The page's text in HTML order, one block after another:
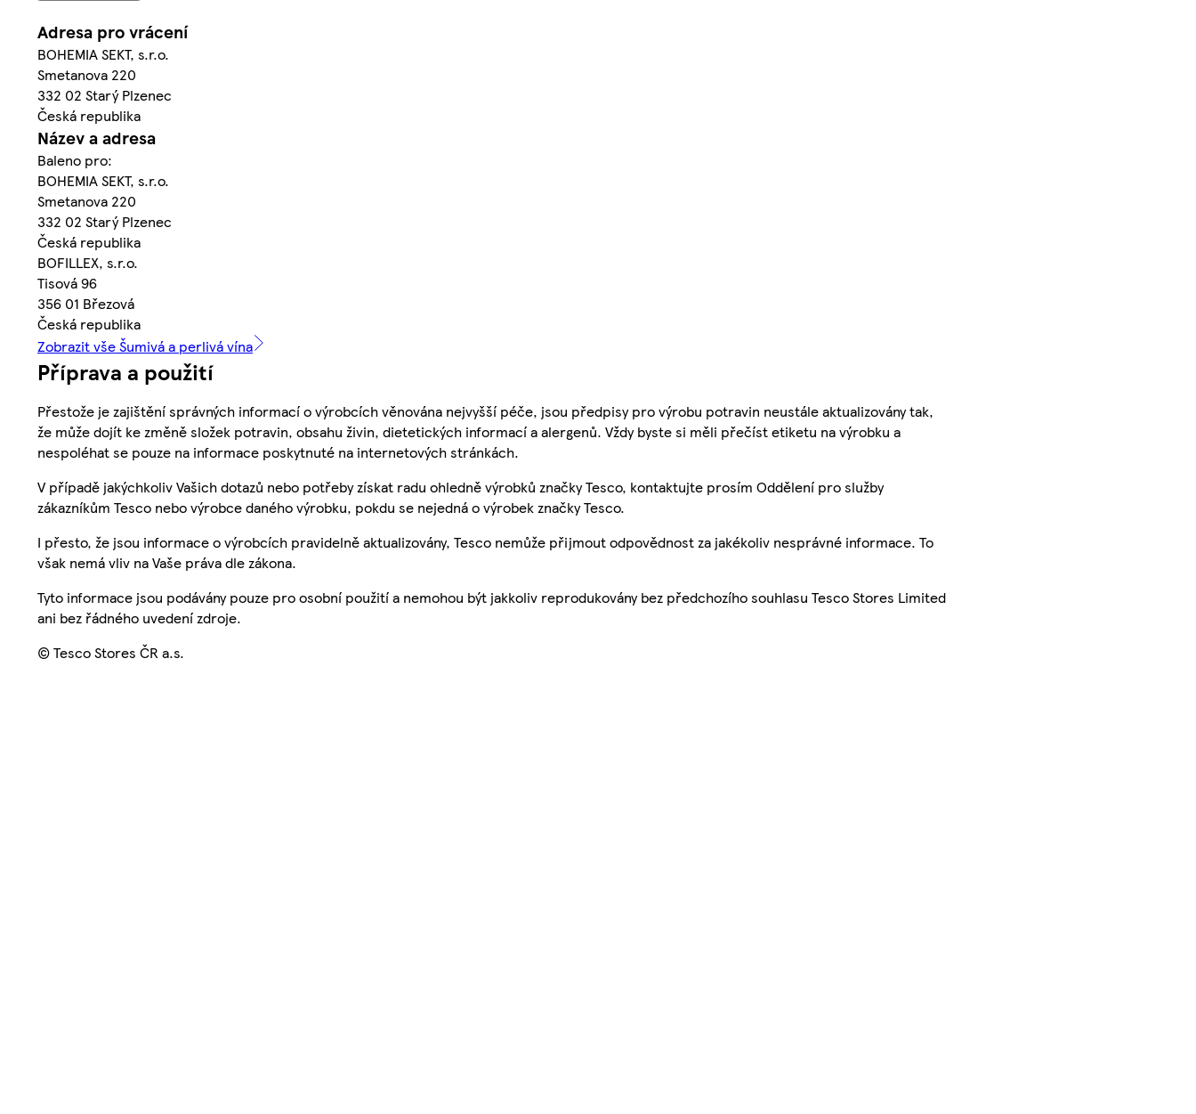
Adresa pro vrácení
BOHEMIA SEKT, s.r.o.
Smetanova 220
332 02 Starý Plzenec
Česká republika
Název a adresa
Baleno pro:
BOHEMIA SEKT, s.r.o.
Smetanova 220
332 02 Starý Plzenec
Česká republika
BOFILLEX, s.r.o.
Tisová 96
356 01 Březová
Česká republika
Zobrazit vše Šumivá a perlivá vína
Příprava a použití
Přestože je zajištění správných informací o výrobcích věnována nejvyšší péče, jsou předpisy pro výrobu potravin neustále aktualizovány tak,
že může dojít ke změně složek potravin, obsahu živin, dietetických informací a alergenů. Vždy byste si měli přečíst etiketu na výrobku a
nespoléhat se pouze na informace poskytnuté na internetových stránkách.
V případě jakýchkoliv Vašich dotazů nebo potřeby získat radu ohledně výrobků značky Tesco, kontaktujte prosím Oddělení pro služby
zákazníkům Tesco nebo výrobce daného výrobku, pokdu se nejedná o výrobek značky Tesco.
I přesto, že jsou informace o výrobcích pravidelně aktualizovány, Tesco nemůže přijmout odpovědnost za jakékoliv nesprávné informace. To
však nemá vliv na Vaše práva dle zákona.
Tyto informace jsou podávány pouze pro osobní použití a nemohou být jakkoliv reprodukovány bez předchozího souhlasu Tesco Stores Limited
ani bez řádného uvedení zdroje.
© Tesco Stores ČR a.s.